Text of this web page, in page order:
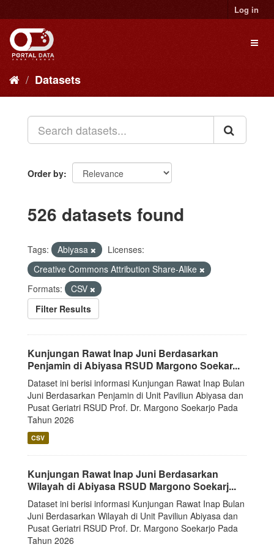
to
content
Log in
Datasets
Order by
526 datasets found
Tags: Abiyasa
Licenses:
Creative Commons Attribution Share-Alike
Formats:
CSV
Filter Results
Kunjungan Rawat Inap Juni Berdasarkan
Penjamin di Abiyasa RSUD Margono Soekar...
Dataset ini berisi informasi Kunjungan Rawat Inap Bulan
Juni Berdasarkan Penjamin di Unit Paviliun Abiyasa dan
Pusat Geriatri RSUD Prof. Dr. Margono Soekarjo Pada
Tahun 2026
CSV
Kunjungan Rawat Inap Juni Berdasarkan
Wilayah di Abiyasa RSUD Margono Soekarj...
Dataset ini berisi informasi Kunjungan Rawat Inap Bulan
Juni Berdasarkan Wilayah di Unit Paviliun Abiyasa dan
Pusat Geriatri RSUD Prof. Dr. Margono Soekarjo Pada
Tahun 2026